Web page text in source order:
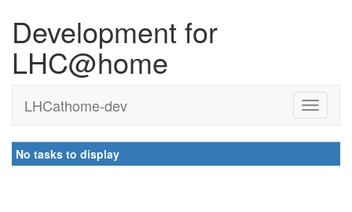
Development for
LHC@home
LHCathome-dev
No tasks to display